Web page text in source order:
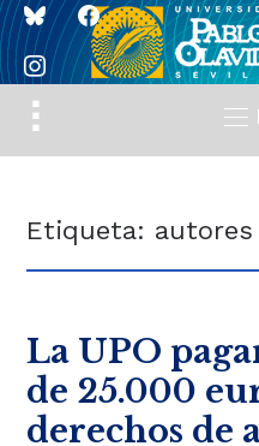
blueskyfacebook
instagram
Toggle
sidebar
Etiqueta: autores
La UPO
de 25.000
derechos de